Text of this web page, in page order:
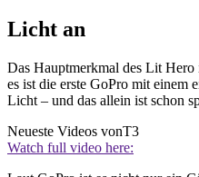
Licht an
Das Hauptmerkmal des Lit
es ist die erste GoPro mit einem
Licht – und das allein ist schon
Neueste Videos vonT3
Watch full video here: